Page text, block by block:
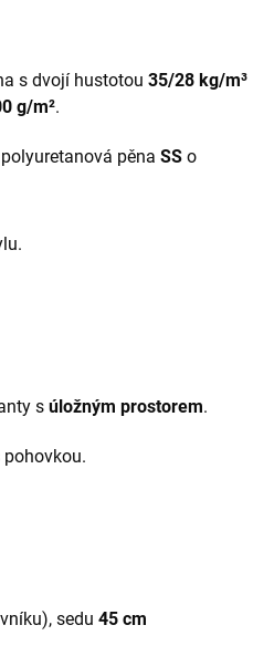
s dvojí hustotou 35/28 kg/m³
g/m².
pěna SS o
s úložným prostorem.
sedu 45 cm